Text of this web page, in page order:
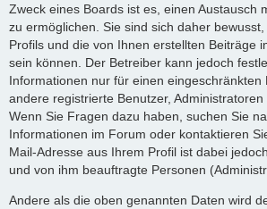
Zweck eines Boards ist es, einen Austausch
zu ermöglichen. Sie sind sich daher
Profils und die von Ihnen erstellten Beiträge
sein können. Der Betreiber kann jedoch
Informationen nur für einen eingeschränkten
andere registrierte Benutzer, Administratoren
Wenn Sie Fragen dazu haben, suchen Sie
Informationen im Forum oder kontaktieren
Mail-Adresse aus Ihrem Profil ist dabei
und von ihm beauftragte Personen
Andere als die oben genannten Daten wird